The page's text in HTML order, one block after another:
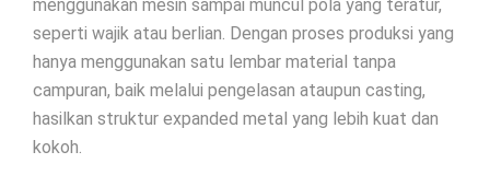
menggunakan mesin sampai muncul pola yang teratur,
seperti wajik atau berlian. Dengan proses produksi yang
hanya menggunakan satu lembar material tanpa
campuran, baik melalui pengelasan ataupun casting,
hasilkan struktur expanded metal yang lebih kuat dan
kokoh.